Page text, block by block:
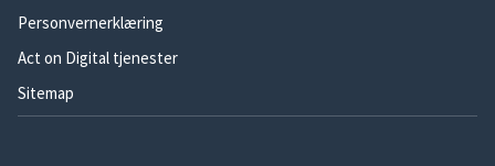
Personvernerklæring
Act on Digital tjenester
Sitemap